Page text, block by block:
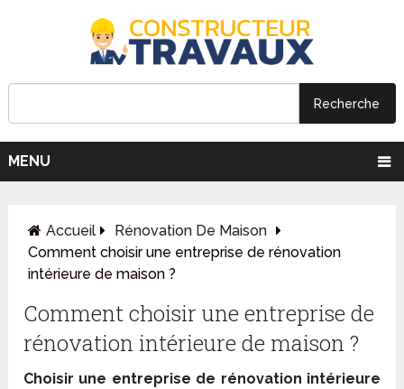
MENU
Accueil
Rénovation De Maison
Comment choisir une entreprise de rénovation
intérieure de maison ?
Comment choisir une entreprise de
rénovation intérieure de maison ?
Choisir une entreprise de rénovation intérieure